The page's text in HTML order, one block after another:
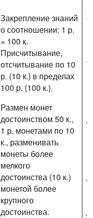
Закрепление знаний
о соотношении: 1 р.
= 100 к.
Присчитывание,
отсчитывание по 10
р. (10 к.) в пределах
100 р. (100 к.).
Размен монет
достоинством 50 к.,
1 р. монетами по 10
к., разменивать
монеты более
мелкого
достоинства (10 к.)
монетой более
крупного
достоинства.